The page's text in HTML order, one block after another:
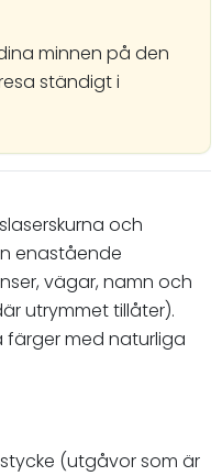
minnen på den
ständigt i
och
enastående
vägar, namn och
utrymmet tillåter).
färger med naturliga
(utgåvor som är